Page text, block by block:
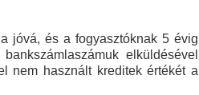
jóvá, és a fogyasztóknak 5 évig
elküldésével
nem használt kreditek értékét a